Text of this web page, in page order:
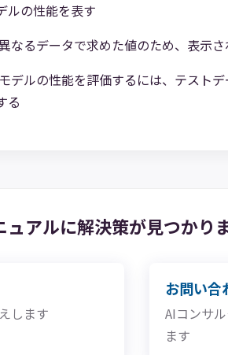
ルの性能を表す
なるデータで求めた値のため、表示
モデルの性能を評価するには、テスト
る
ュアルに解決策が見つかり
します
お問い合
AIコンサ
ます